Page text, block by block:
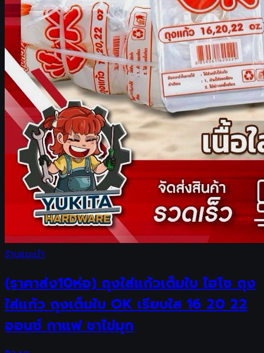
ร้านแนะนำ
(ราคาส่ง10ห่อ) ถุงใส่แก้วเต็มใบ ไฮโซ ถุง
ใส่แก้ว ถุงเต็มใบ OK เรียบใส 16 20 22
ออนซ์ กาแฟ ชาไข่มุก